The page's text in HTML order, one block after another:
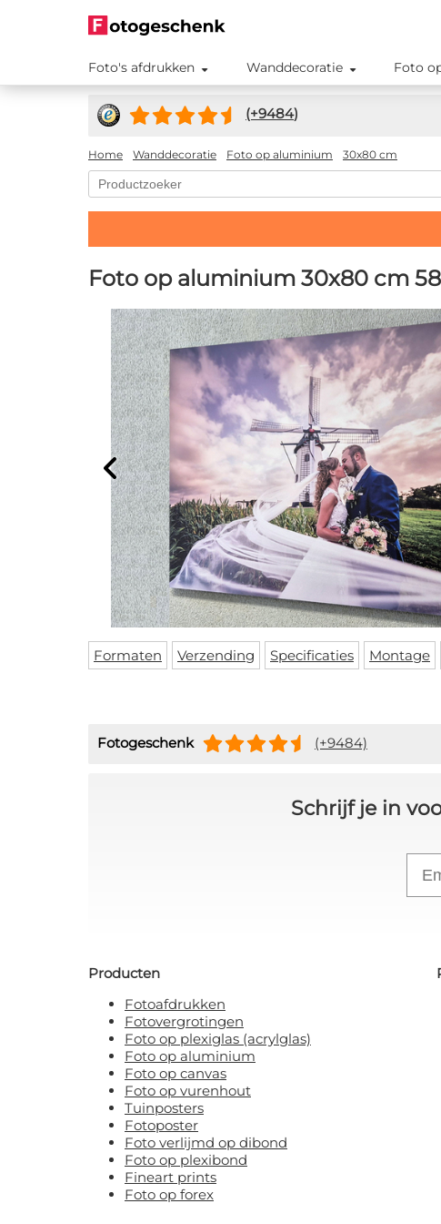
Foto's afdrukken Wanddecoratie Foto
(+9484)
Home Wanddecoratie Foto op aluminium 30x80 cm
Foto op aluminium 30x80 cm
Formaten Verzending Specificaties Montage
Fotogeschenk (+9484)
Schrijf je in
Producten
Fotoafdrukken
Fotovergrotingen
Foto op plexiglas (acrylglas)
Foto op aluminium
Foto op canvas
Foto op vurenhout
Tuinposters
Fotoposter
Foto verlijmd op dibond
Foto op plexibond
Fineart prints
Foto op forex